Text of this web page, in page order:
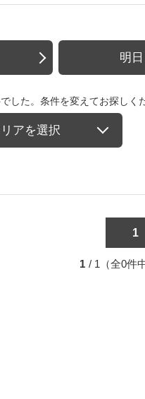
明日
した。条件を変えてお探しく
アを選択
1
1 / 1（全0件